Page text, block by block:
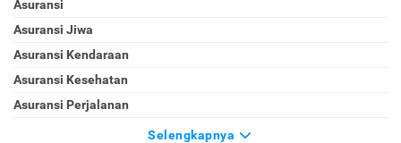
Asuransi
Asuransi Jiwa
Asuransi Kendaraan
Asuransi Kesehatan
Asuransi Perjalanan
Selengkapnya